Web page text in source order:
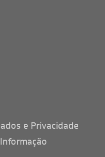
e Privacidade